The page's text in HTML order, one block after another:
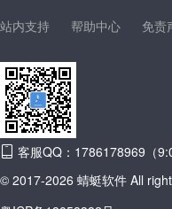
站内支持 帮助中心 免责
客服QQ：1786178969（
© 2017-2026 蜻蜓软件 All